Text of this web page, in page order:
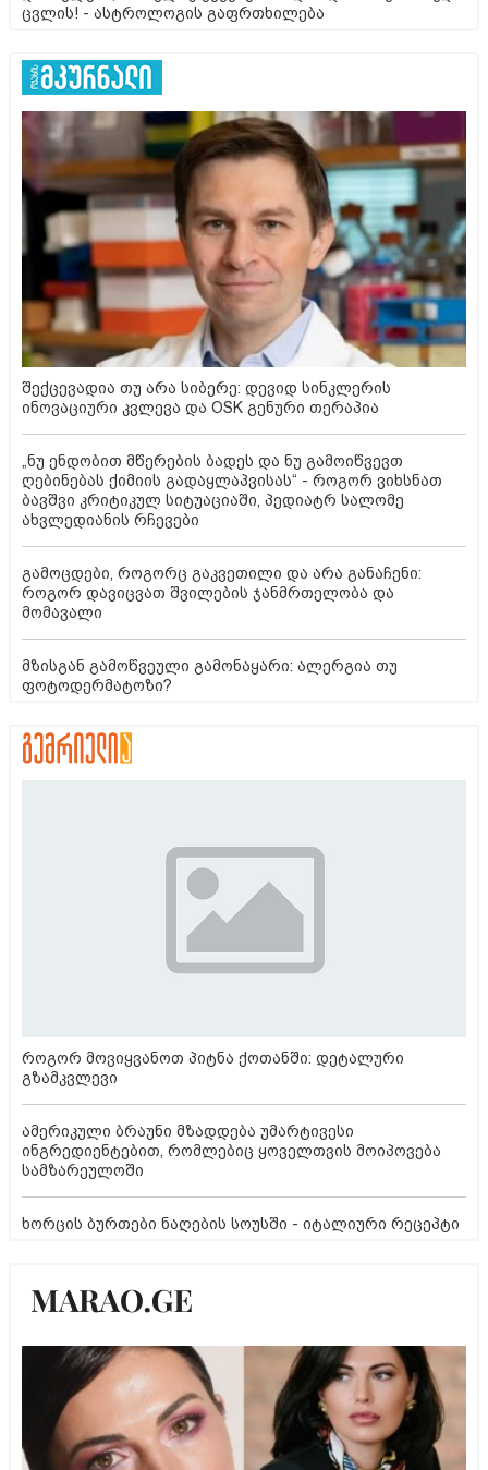
ცვლის! - ასტროლოგის გაფრთხილება
შექცევადია თუ არა სიბერე: დევიდ სინკლერის
ინოვაციური კვლევა და OSK გენური თერაპია
„ნუ ენდობით მწერების ბადეს და ნუ გამოიწვევთ
ღებინებას ქიმიის გადაყლაპვისას“ - როგორ ვიხსნათ
ბავშვი კრიტიკულ სიტუაციაში, პედიატრ სალომე
ახვლედიანის რჩევები
გამოცდები, როგორც გაკვეთილი და არა განაჩენი:
როგორ დავიცვათ შვილების ჯანმრთელობა და
მომავალი
მზისგან გამოწვეული გამონაყარი: ალერგია თუ
ფოტოდერმატოზი?
როგორ მოვიყვანოთ პიტნა ქოთანში: დეტალური
გზამკვლევი
ამერიკული ბრაუნი მზადდება უმარტივესი
ინგრედიენტებით, რომლებიც ყოველთვის მოიპოვება
სამზარეულოში
ხორცის ბურთები ნაღების სოუსში - იტალიური რეცეპტი